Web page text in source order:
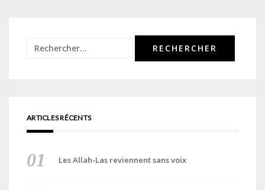
Rechercher :
ARTICLES RÉCENTS
Les Allah-Las reviennent sans voix